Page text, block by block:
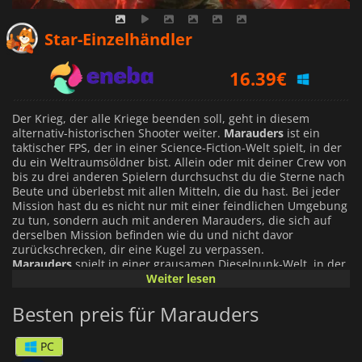
Star-Einzelhändler
16.39€
22.49€
Der Krieg, der alle Kriege beenden soll, geht in diesem
alternativ-historischen Shooter weiter. Marauders ist ein
taktischer FPS, der in einer Science-Fiction-Welt spielt, in der
du ein Weltraumsöldner bist. Allein oder mit deiner Crew von
bis zu drei anderen Spielern durchsuchst du die Sterne nach
Beute und überlebst mit allen Mitteln, die du hast. Bei jeder
Mission hast du es nicht nur mit einer feindlichen Umgebung
zu tun, sondern auch mit anderen Marauders, die sich auf
derselben Mission befinden wie du und nicht davor
zurückschrecken, dir eine Kugel zu verpassen.
Marauders spielt in einer grausamen Dieselpunk-Welt, in der
der Erste Weltkrieg noch immer wütet. Die einzige Möglichkeit
deinem Schiff an Orte zu fliegen, die du plündern kannst, dir
zu schnappen, was du kannst, und dir den Weg
freizuschießen.
Du erhältst Erfahrungspunkte, mit denen du neue Waffen
Weiter lesen
Besten preis für Marauders
PC